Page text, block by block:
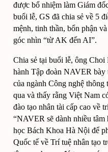
được bổ nhiệm làm Giám
buổi lễ, GS đã chia sẻ về 5
mệnh, tinh thần, bổn phận
góc nhìn “từ AK đến AI”.
Chia sẻ tại buổi lễ, ông
hành Tập đoàn NAVER bày
của ngành Công nghệ
qua và thấy rằng Việt Nam
đào tạo nhân tài cấp cao về
“NAVER sẽ dành nhiều
học Bách Khoa Hà Nội để
Quốc tế về Trí tuệ nhân tạo